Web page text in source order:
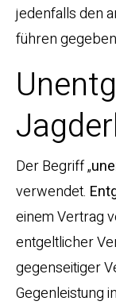
jedenfalls den
führen
Der Begriff „
verwendet.
einem Vertrag
entgeltlicher
gegenseitiger
Gegenleistung